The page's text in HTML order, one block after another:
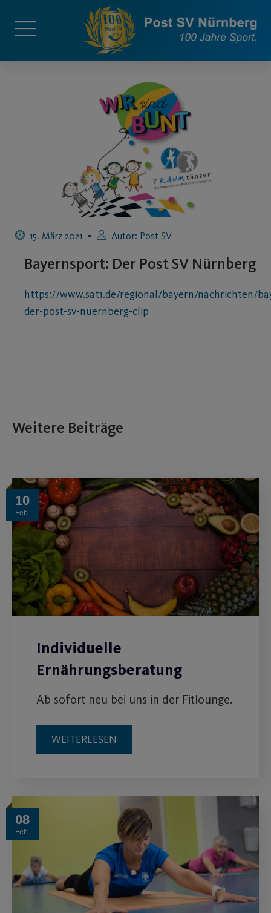
15. März 2021 Autor: Post SV
Bayernsport: Der Post SV Nürnberg
https://www.sat1.de/regional/bayern/nachrichten/
der-post-sv-nuernberg-clip
Weitere Beiträge
10
Feb.
Individuelle
Ernährungsberatung
Ab sofort neu bei uns in der Fitlounge.
WEITERLESEN
08
Feb.